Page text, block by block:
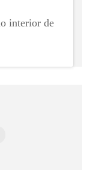
interior de